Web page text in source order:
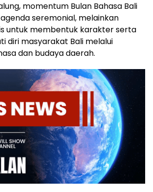
momentum Bulan Bahasa Bali
seremonial, melainkan
untuk membentuk karakter serta
diri masyarakat Bali melalui
dan budaya daerah.